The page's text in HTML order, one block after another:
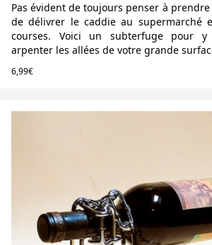
Pas évident de toujours penser à
de délivrer le caddie au supermarché
courses. Voici un subterfuge pour
arpenter les allées de votre grande
6,99€